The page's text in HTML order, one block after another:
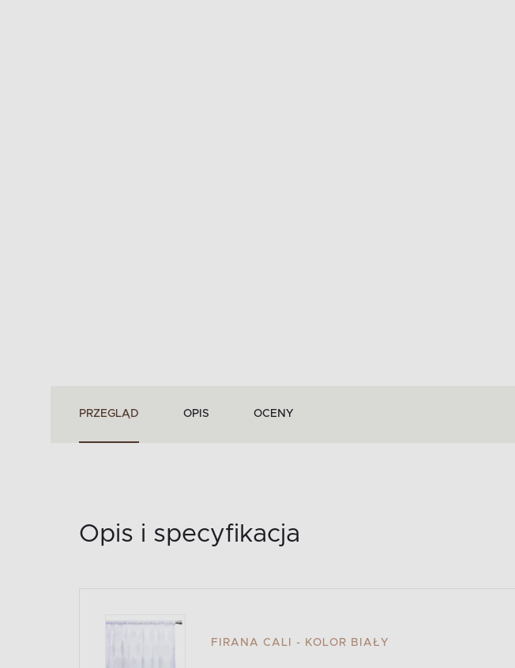
PRZEGLĄD OPIS OCENY
Opis i specyfikacja
FIRANA CALI - KOLOR BIAŁY